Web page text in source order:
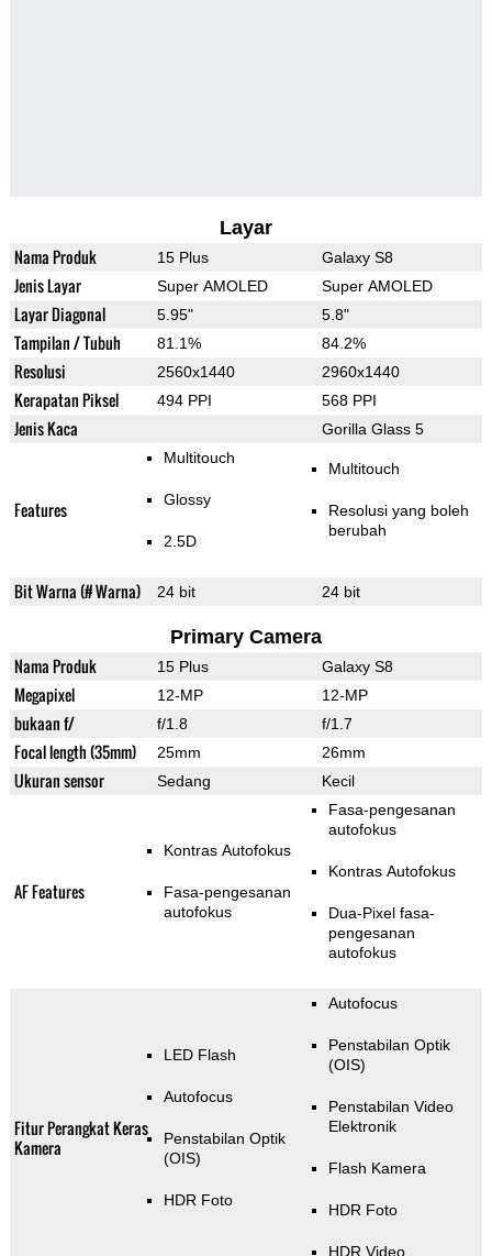
Layar
Nama Produk 15 Plus Galaxy S8
Jenis Layar Super AMOLED Super AMOLED
Layar Diagonal 5.95" 5.8"
Tampilan / Tubuh 81.1% 84.2%
Resolusi 2560x1440 2960x1440
Kerapatan Piksel 494 PPI 568 PPI
Jenis Kaca Gorilla Glass 5
Features
Multitouch
Glossy
2.5D
Multitouch
Resolusi yang boleh
berubah
Bit Warna (# Warna) 24 bit 24 bit
Primary Camera
Nama Produk 15 Plus Galaxy S8
Megapixel 12-MP 12-MP
bukaan f/ f/1.8 f/1.7
Focal length (35mm) 25mm 26mm
Ukuran sensor Sedang Kecil
AF Features
Kontras Autofokus
Fasa-pengesanan
autofokus
Fasa-pengesanan
autofokus
Kontras Autofokus
Dua-Pixel fasa-
pengesanan
autofokus
Fitur Perangkat Keras
Kamera
LED Flash
Autofocus
Penstabilan Optik
(OIS)
HDR Foto
Autofocus
Penstabilan Optik
(OIS)
Penstabilan Video
Elektronik
Flash Kamera
HDR Foto
HDR Video